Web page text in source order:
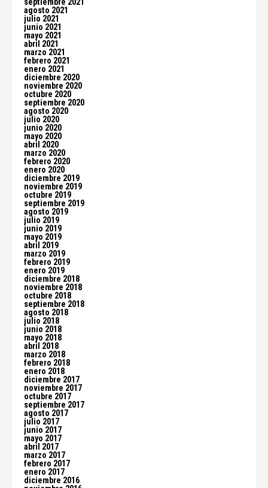
septiembre 2021
agosto 2021
julio 2021
junio 2021
mayo 2021
abril 2021
marzo 2021
febrero 2021
enero 2021
diciembre 2020
noviembre 2020
octubre 2020
septiembre 2020
agosto 2020
julio 2020
junio 2020
mayo 2020
abril 2020
marzo 2020
febrero 2020
enero 2020
diciembre 2019
noviembre 2019
octubre 2019
septiembre 2019
agosto 2019
julio 2019
junio 2019
mayo 2019
abril 2019
marzo 2019
febrero 2019
enero 2019
diciembre 2018
noviembre 2018
octubre 2018
septiembre 2018
agosto 2018
julio 2018
junio 2018
mayo 2018
abril 2018
marzo 2018
febrero 2018
enero 2018
diciembre 2017
noviembre 2017
octubre 2017
septiembre 2017
agosto 2017
julio 2017
junio 2017
mayo 2017
abril 2017
marzo 2017
febrero 2017
enero 2017
diciembre 2016